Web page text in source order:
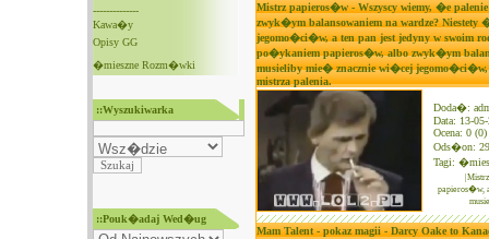
--------------
Kawa�y
Opisy GG
�mieszne Rozm�wki
::Wyszukiwarka
::Pouk�adaj Wed�ug
Mistrz papieros�w - Wszyscy wiemy, �e
zwyk�ym balansowaniem na wardze?
jegomo�ci�w, a ten pan jest jedyny w swoim
po�ykaniem papieros�w, albo zwyk�ym
musieliby mie� znacznie wi�cej jegomo�ci�w,
mistrza palenia.
Doda�:
Data: 13-
Ocena: 0 (0)
Ods�on:
Tagi:
papieros�w,
Mam Talent - pokaz magii - Darcy Oake to